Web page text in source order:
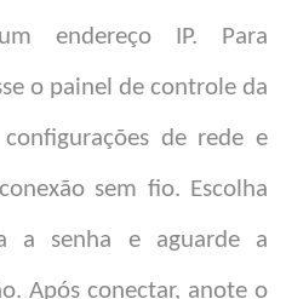
endereço IP. Para
o painel de controle da
de rede e
sem fio. Escolha
a senha e aguarde a
Após conectar, anote o